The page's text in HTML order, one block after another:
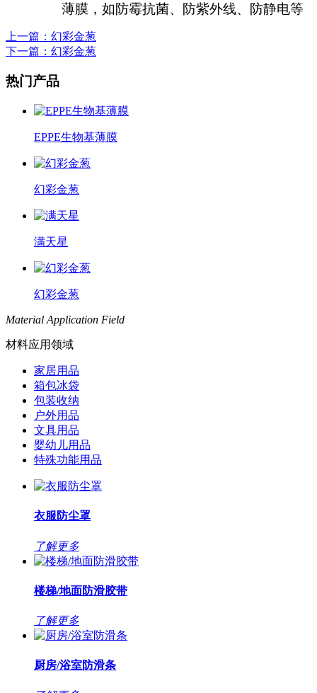
薄膜，如防霉抗菌、防紫外线、防静电等
上一篇 ：幻彩金葱
下一篇 ：幻彩金葱
热门产品
EPPE生物基薄膜
幻彩金葱
满天星
幻彩金葱
Material Application Field
材料应用领域
家居用品
箱包冰袋
包装收纳
户外用品
文具用品
婴幼儿用品
特殊功能用品
衣服防尘罩
了解更多
楼梯/地面防滑胶带
了解更多
厨房/浴室防滑条